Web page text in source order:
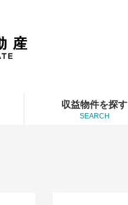
収益物件を探す
SEARCH